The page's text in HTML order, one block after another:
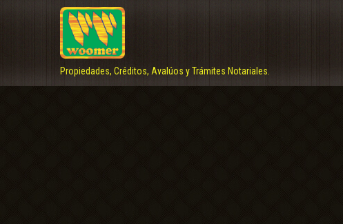
Propiedades, Créditos, Avalúos y Trámites Notariales.